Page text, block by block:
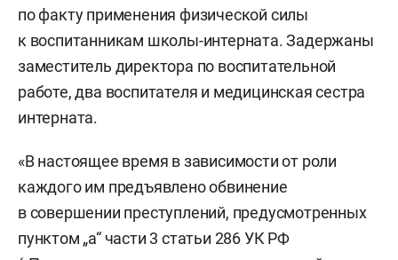
по факту применения физической силы
к воспитанникам школы-интерната. Задержаны
заместитель директора по воспитательной
работе, два воспитателя и медицинская сестра
интерната.
«В настоящее время в зависимости от роли
каждого им предъявлено обвинение
в совершении преступлений, предусмотренных
пунктом „а“ части 3 статьи 286 УК РФ